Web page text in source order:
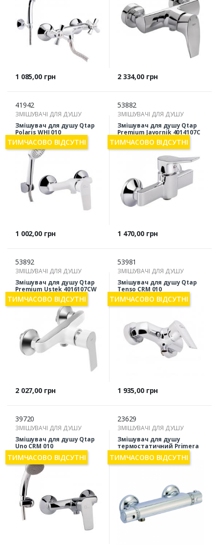
Ціна
1 085,00 грн Ціна
2 334,00 грн
41942
ЗМІШУВАЧІ ДЛЯ ДУШУ
Змішувач для душу Qtap
Polaris WHI 010
Ціна
1 002,00 грн
ТИМЧАСОВО ВІДСУТНІ
53882
ЗМІШУВАЧІ ДЛЯ ДУШУ
Змішувач для душу Qtap
Premium Javornik 4014107C
Ціна
1 470,00 грн
ТИМЧАСОВО ВІДСУТНІ
53892
ЗМІШУВАЧІ ДЛЯ ДУШУ
Змішувач для душу Qtap
Premium Ustek 4016107CW
Ціна
2 027,00 грн
ТИМЧАСОВО ВІДСУТНІ
53981
ЗМІШУВАЧІ ДЛЯ ДУШУ
Змішувач для душу Qtap
Tenso CRM 010
Ціна
1 935,00 грн
ТИМЧАСОВО ВІДСУТНІ
39720
ЗМІШУВАЧІ ДЛЯ ДУШУ
Змішувач для душу Qtap
Uno CRM 010
ТИМЧАСОВО ВІДСУТНІ
23629
ЗМІШУВАЧІ ДЛЯ ДУШУ
Змішувач для душу
термостатичний Primera
Piano 10260014
ТИМЧАСОВО ВІДСУТНІ